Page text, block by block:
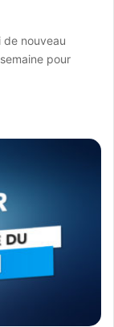
de nouveau
pour